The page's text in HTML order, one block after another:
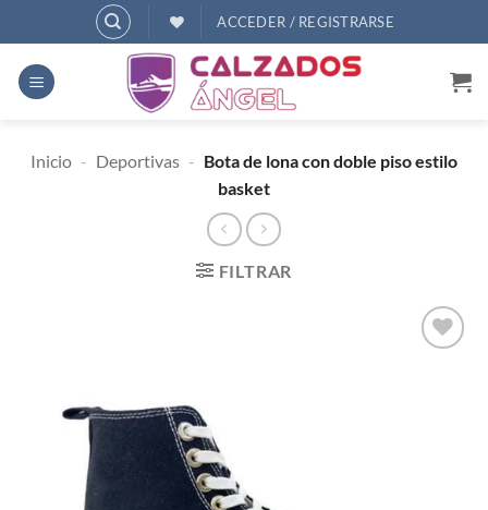
al
contenido
ACCEDER / REGISTRARSE
Inicio - Deportivas - Bota de lona con doble piso estilo
basket
FILTRAR